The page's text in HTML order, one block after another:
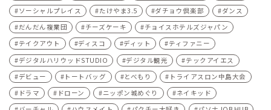
ソーシャルプレイス たけやま3.5 ダチョウ倶楽部
ダンス
だんだん複業団
チーズケーキ
チョイスホテルズジャパン
テイクアウト
ディスコ ディット
ティファニー
デジタルハリウッドSTUDIO
デジタル観光
テックアイエス
デビュー
トートバッグ とべもり
トライアスロン中島大会
ドラマ
ドローン ニッポン城めぐり
ネイキッド